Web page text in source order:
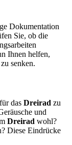
Dokumentation
Sie, ob die
Ihnen helfen,
senken.
das Dreirad zu
und
Dreirad wohl?
Diese Eindrücke